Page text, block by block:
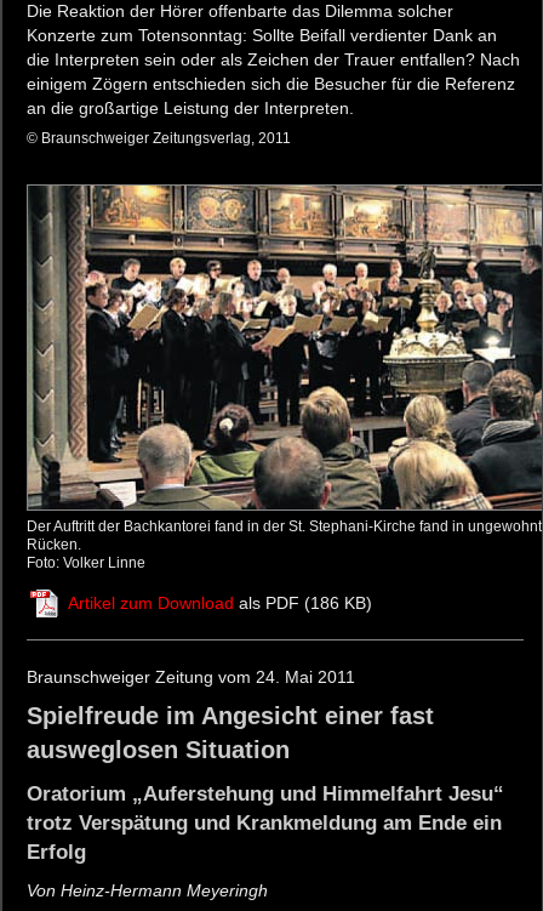
Die Reaktion der Hörer offenbarte das Dilemma solcher
Konzerte zum Totensonntag: Sollte Beifall verdienter Dank an
die Interpreten sein oder als Zeichen der Trauer entfallen? Nach
einigem Zögern entschieden sich die Besucher für die Referenz
an die großartige Leistung der Interpreten.
© Braunschweiger Zeitungsverlag, 2011
Der Auftritt der Bachkantorei fand in der St. Stephani-Kirche fand in
Rücken.
Foto: Volker Linne
Artikel zum Download als PDF (186 KB)
Braunschweiger Zeitung vom 24. Mai 2011
Spielfreude im Angesicht einer fast
ausweglosen Situation
Oratorium „Auferstehung und Himmelfahrt Jesu“
trotz Verspätung und Krankmeldung am Ende ein
Erfolg
Von Heinz-Hermann Meyeringh